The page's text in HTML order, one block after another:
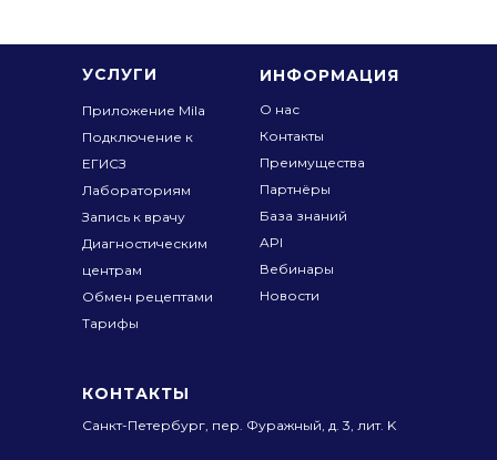
КОНТАКТЫ
Санкт-Петербург, пер. Фуражный, д. 3, лит. K
ИНФОРМАЦИЯ
О нас
Контакты
Преимущества
Партнёры
База знаний
API
Вебинары
Новости
УСЛУГИ
Приложение Mila
Подключение к
ЕГИСЗ
Лабораториям
Запись к врачу
Диагностическим
центрам
Обмен рецептами
Тарифы